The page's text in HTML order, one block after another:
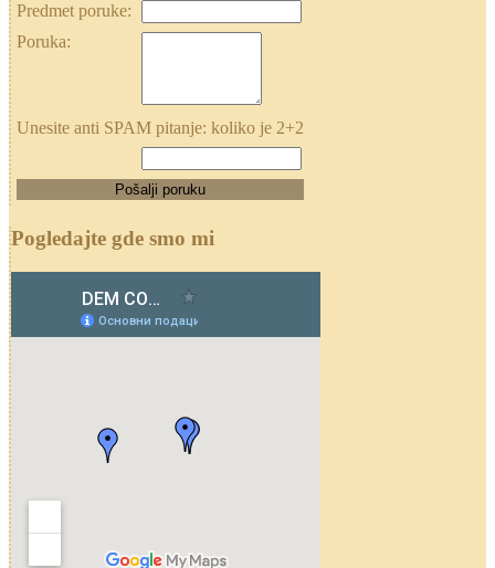
Predmet poruke:
Poruka:
Unesite anti SPAM pitanje: koliko je 2+2
Pogledajte gde smo mi